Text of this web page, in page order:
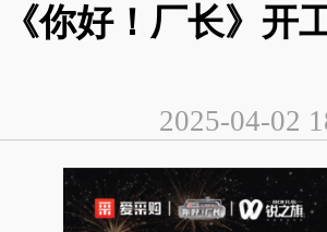
《你好！厂长》开
2025-04-02